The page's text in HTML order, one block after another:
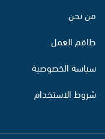
من نحن
طاقم العمل
سياسة الخصوصية
شروط الاستخدام